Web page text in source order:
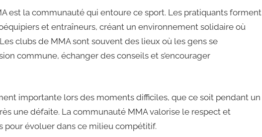
est la communauté qui entoure ce sport. Les pratiquants forment
et entraîneurs, créant un environnement solidaire où
clubs de MMA sont souvent des lieux où les gens se
commune, échanger des conseils et s’encourager
importante lors des moments difficiles, que ce soit pendant un
une défaite. La communauté MMA valorise le respect et
pour évoluer dans ce milieu compétitif.